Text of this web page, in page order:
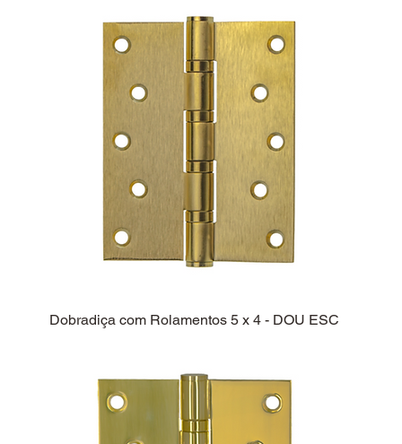
Dobradiça com Rolamentos 5 x 4 - DOU ESC